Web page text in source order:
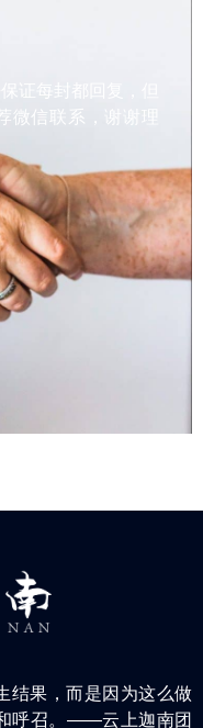
证每封都回复，但
微信联系，谢谢理
结果，而是因为这么做
呼召。——云上迦南团